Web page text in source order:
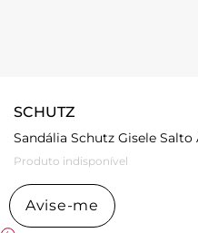
SCHUTZ
Sandália Schutz Gisele
Produto indisponível
Avise-me